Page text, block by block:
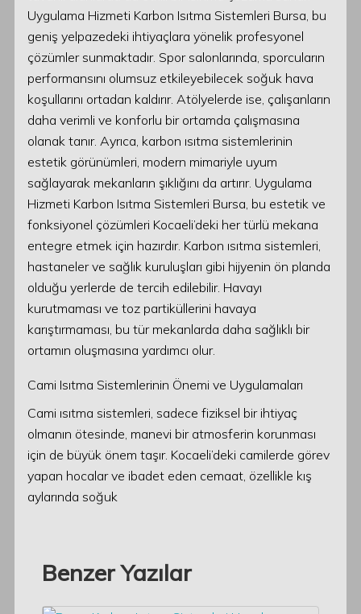
Uygulama Hizmeti Karbon Isıtma Sistemleri Bursa, bu
geniş yelpazedeki ihtiyaçlara yönelik profesyonel
çözümler sunmaktadır. Spor salonlarında, sporcuların
performansını olumsuz etkileyebilecek soğuk hava
koşullarını ortadan kaldırır. Atölyelerde ise, çalışanların
daha verimli ve konforlu bir ortamda çalışmasına
olanak tanır. Ayrıca, karbon ısıtma sistemlerinin
estetik görünümleri, modern mimariyle uyum
sağlayarak mekanların şıklığını da artırır. Uygulama
Hizmeti Karbon Isıtma Sistemleri Bursa, bu estetik ve
fonksiyonel çözümleri Kocaeli’deki her türlü mekana
entegre etmek için hazırdır. Karbon ısıtma sistemleri,
hastaneler ve sağlık kuruluşları gibi hijyenin ön planda
olduğu yerlerde de tercih edilebilir. Havayı
kurutmaması ve toz partiküllerini havaya
karıştırmaması, bu tür mekanlarda daha sağlıklı bir
ortamın oluşmasına yardımcı olur.
Cami Isıtma Sistemlerinin Önemi ve Uygulamaları
Cami ısıtma sistemleri, sadece fiziksel bir ihtiyaç
olmanın ötesinde, manevi bir atmosferin korunması
için de büyük önem taşır. Kocaeli’deki camilerde görev
yapan hocalar ve ibadet eden cemaat, özellikle kış
aylarında soğuk
Benzer Yazılar